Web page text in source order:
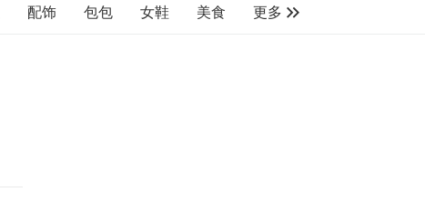
🇨🇦加拿大
配饰 包包 女鞋 美食
更多